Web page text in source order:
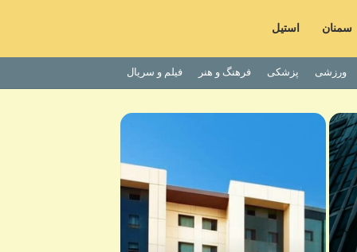
سمنان استیل
ورزشی پزشکی فرهنگ و هنر فیلم و سریال